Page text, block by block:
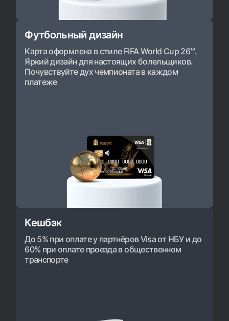
Футбольный дизайн
Карта оформлена в стиле FIFA World Cup 26™.
Яркий дизайн для настоящих болельщиков.
Почувствуйте дух чемпионата в каждом
платеже
Кешбэк
До 5% при оплате у партнёров Visa от НБУ и до
60% при оплате проезда в общественном
транспорте